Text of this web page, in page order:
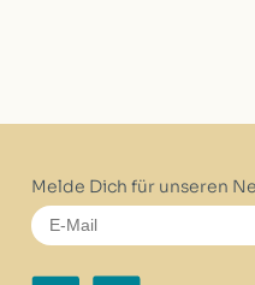
Melde Dich für unseren